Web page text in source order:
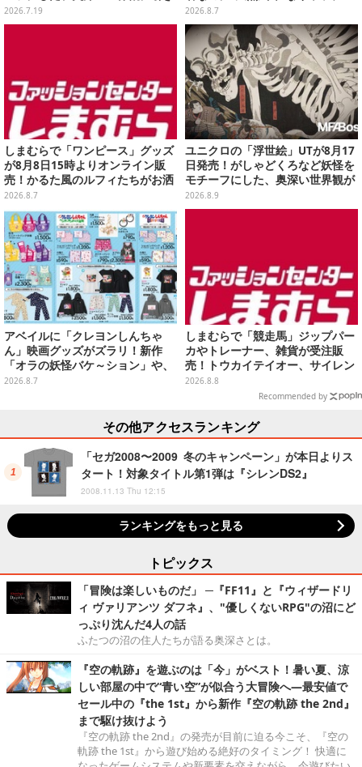
込まれる
2026.7.19
幼馴染・千枝に助けられる姿にも
注目
2026.8.7
しまむらで「ワンピース」グッズ
が8月8日15時よりオンライン販
売！かるた風のルフィたちがお洒
落なバッグや、チョッパーが可愛
いサンダルも
2026.8.7
ユニクロの「浮世絵」UTが8月17
日発売！がしゃどくろなど妖怪を
モチーフにした、奥深い世界観が
最高にオシャレ
2026.8.9
アベイルに「クレヨンしんちゃ
ん」映画グッズがズラリ！新作
「オラの妖怪バケ～ション」や、
「ヘンダーランド」「暗黒タマタ
2026.8.7
しまむらで「競走馬」ジップパー
カやトレーナー、雑貨が受注販
売！トウカイテイオー、サイレン
ススズカなど名馬をデザイン
2026.8.8
Recommended by
その他アクセスランキング
「セガ2008〜2009 冬のキャンペーン」が本日よりス
タート！対象タイトル第1弾は『シレンDS2』
2008.11.13 Thu 12:15
ランキングをもっと見る
トピックス
「冒険は楽しいものだ」 ─『FF11』と『ウィザードリ
ィ ヴァリアンツ ダフネ』、"優しくないRPG"の沼にど
っぷり沈んだ4人の話
ふたつの沼の住人たちが語る奥深さとは。
『空の軌跡』を遊ぶのは「今」がベスト！暑い夏、涼
しい部屋の中で“青い空”が似合う大冒険へ―最安値で
セール中の『the 1st』から新作『空の軌跡 the 2nd』
まで駆け抜けよう
『空の軌跡 the 2nd』の発売が目前に迫る今こそ、『空の
軌跡 the 1st』から遊び始める絶好のタイミング！ 快適に